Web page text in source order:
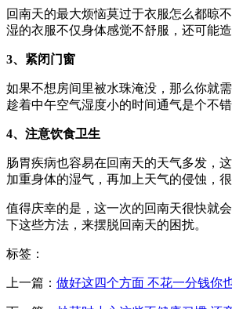
回南天的最大烦恼莫过于衣服怎么都晾
湿的衣服不仅身体感觉不舒服，还可能
3、紧闭门窗
如果不想房间里被水珠淹没，那么你就
趁着中午空气湿度小的时间通气是个不错
4、注意饮食卫生
肠胃疾病也容易在回南天的天气多发，
加重身体的湿气，再加上天气的侵蚀，
值得庆幸的是，这一次的回南天很快就
下这些方法，来摆脱回南天的困扰。
标签：
上一篇： 做好这四个方面 不花一分钱你